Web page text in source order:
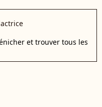
et trouver tous les